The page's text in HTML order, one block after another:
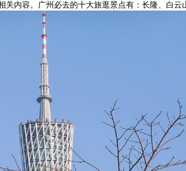
关内容。广州必去的十大旅逛景点有：长隆、白